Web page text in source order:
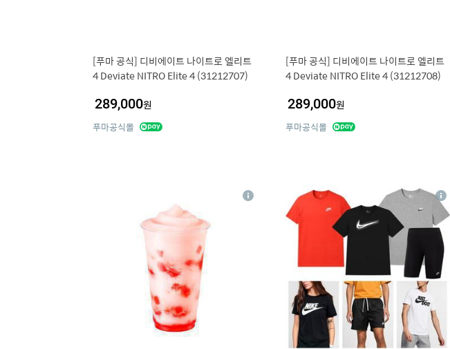
[푸마 공식] 디비에이트 나이트로 엘리트
4 Deviate NITRO Elite 4 (31212707)
289,000원
푸마공식몰
[푸마 공식] 디비에이트 나이트로 엘리트
4 Deviate NITRO Elite 4 (31212708)
289,000원
푸마공식몰
상
10
상
세